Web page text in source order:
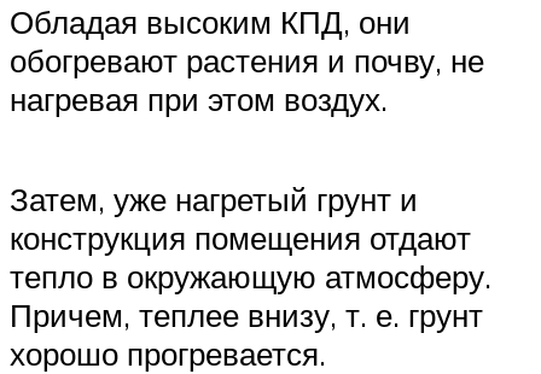
Обладая высоким КПД, они
обогревают растения и почву, не
нагревая при этом воздух.
Затем, уже нагретый грунт и
конструкция помещения отдают
тепло в окружающую атмосферу.
Причем, теплее внизу, т. е. грунт
хорошо прогревается.